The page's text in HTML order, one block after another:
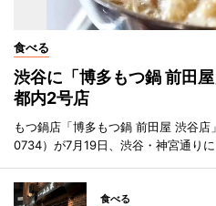
食べる
渋谷に「博多もつ鍋 前田
都内2号店
もつ鍋店「博多もつ鍋 前田屋 渋谷
0734）が7月19日、渋谷・神宮通りに
食べる